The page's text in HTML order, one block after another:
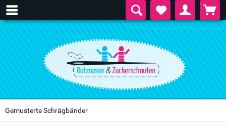
Gemusterte Schrägbänder